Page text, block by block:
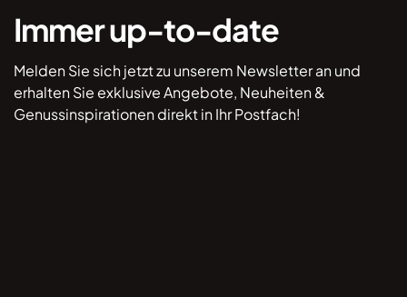
Immer up-to-date
Melden Sie sich jetzt zu unserem Newsletter an und
erhalten Sie exklusive Angebote, Neuheiten &
Genussinspirationen direkt in Ihr Postfach!